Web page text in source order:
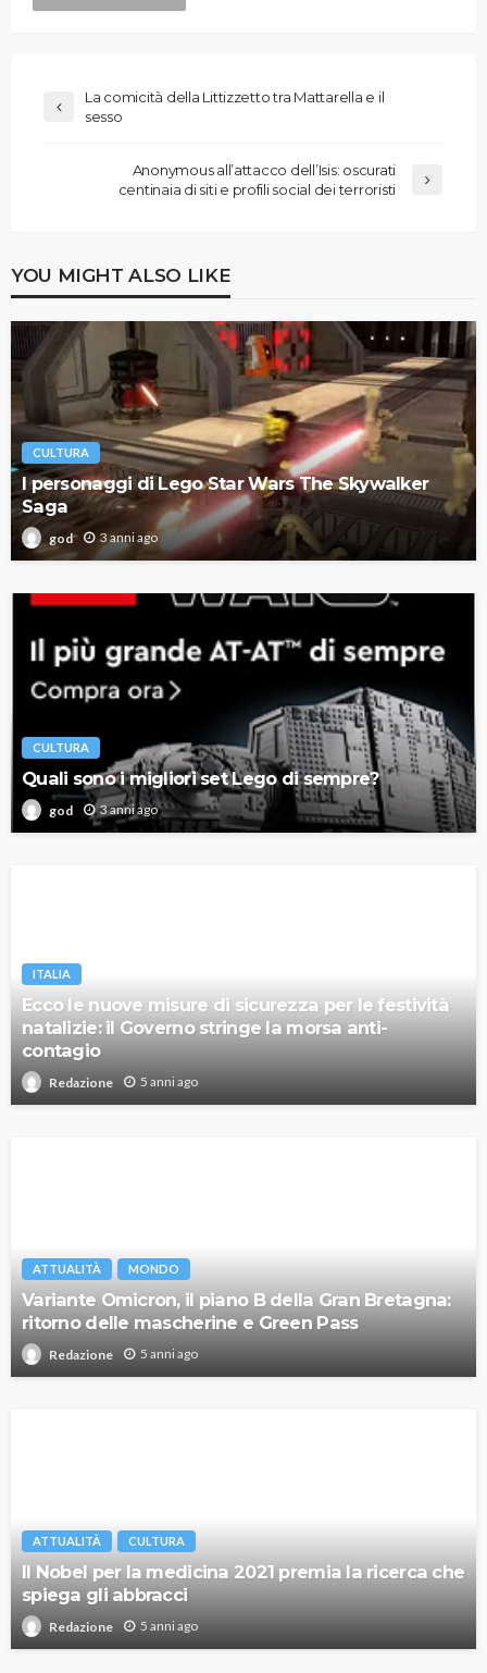
La comicità della Littizzetto tra Mattarella e il
sesso
Anonymous all’attacco dell’Isis: oscurati
centinaia di siti e profili social dei terroristi
YOU MIGHT ALSO LIKE
CULTURA
I personaggi di Lego Star Wars The Skywalker
Saga
god 3 anni ago
CULTURA
Quali sono i migliori set Lego di sempre?
god 3 anni ago
ITALIA
Ecco le nuove misure di sicurezza per le festività
natalizie: il Governo stringe la morsa anti-
contagio
Redazione 5 anni ago
ATTUALITÀ MONDO
Variante Omicron, il piano B della Gran Bretagna:
ritorno delle mascherine e Green Pass
Redazione 5 anni ago
ATTUALITÀ CULTURA
Il Nobel per la medicina 2021 premia la ricerca che
spiega gli abbracci
Redazione 5 anni ago